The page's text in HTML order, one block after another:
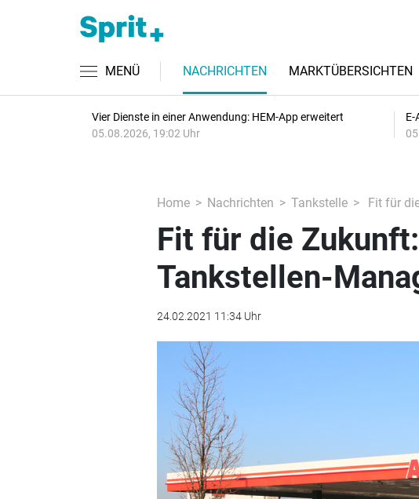
MENÜ NACHRICHTEN MARKTÜBERSICHTEN
Vier Dienste in einer Anwendung: HEM-App erweitert
05.08.2026, 19:02 Uhr
Home Nachrichten Tankstelle Fit für
Fit für die
Tankstellen-
24.02.2021 11:34 Uhr